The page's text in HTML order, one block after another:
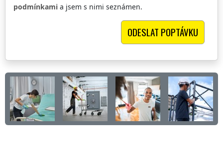
podmínkami a jsem s nimi seznámen.